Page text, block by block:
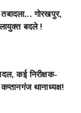
गोरखपुर,
बदले !
कई निरीक्षक-
थानाध्यक्ष!